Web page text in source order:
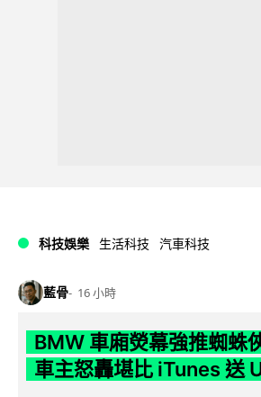
科技娛樂 生活科技 汽車科技
藍骨 16 小時
BMW 車廂熒幕強推蜘蛛
車主怒轟堪比 iTunes 送